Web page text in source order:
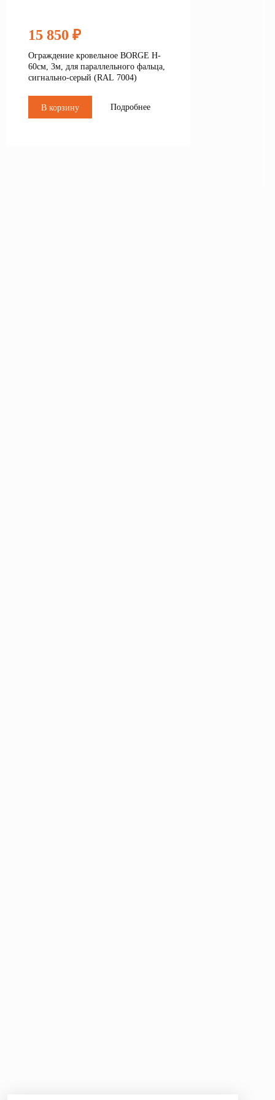
15 850 ₽
Ограждение кровельное BORGE H-
60см, 3м, для параллельного фальца,
сигнально-серый (RAL 7004)
В корзину Подробнее